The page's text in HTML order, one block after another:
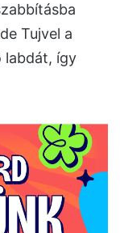
Tujvel a
labdát, így